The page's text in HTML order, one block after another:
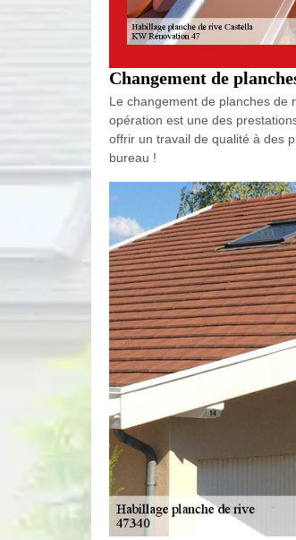
Changement de
Le changement de planches de
opération est une des
offrir un travail de qualité à des
bureau !